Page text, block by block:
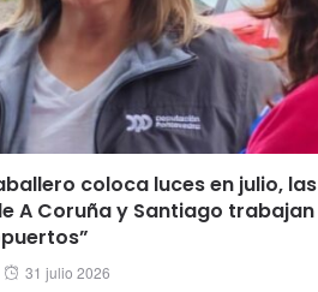
coloca luces en julio, las
A Coruña y Santiago trabajan
Posted
31 julio 2026